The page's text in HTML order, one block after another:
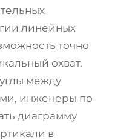
линейных
точно
охват.
между
инженеры по
диаграмму
в